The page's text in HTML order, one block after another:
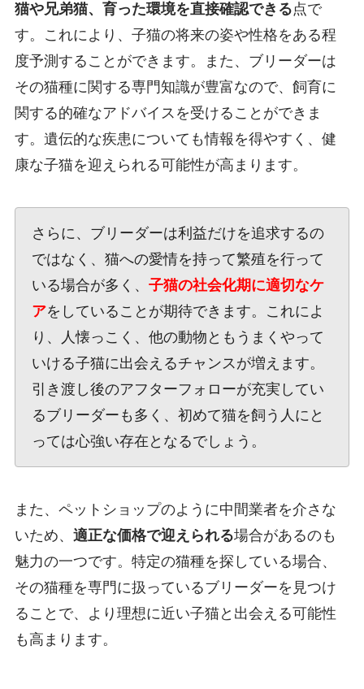
猫や兄弟猫、育った環境を直接確認できる点で
す。これにより、子猫の将来の姿や性格をある程
度予測することができます。また、ブリーダーは
その猫種に関する専門知識が豊富なので、飼育に
関する的確なアドバイスを受けることができま
す。遺伝的な疾患についても情報を得やすく、健
康な子猫を迎えられる可能性が高まります。
さらに、ブリーダーは利益だけを追求するの
ではなく、猫への愛情を持って繁殖を行って
いる場合が多く、 子猫の社会化期に適切なケ
アをしていることが期待できます。これによ
り、人懐っこく、他の動物ともうまくやって
いける子猫に出会えるチャンスが増えます。
引き渡し後のアフターフォローが充実してい
るブリーダーも多く、初めて猫を飼う人にと
っては心強い存在となるでしょう。
また、ペットショップのように中間業者を介さな
いため、 適正な価格で迎えられる場合があるのも
魅力の一つです。特定の猫種を探している場合、
その猫種を専門に扱っているブリーダーを見つけ
ることで、より理想に近い子猫と出会える可能性
も高まります。